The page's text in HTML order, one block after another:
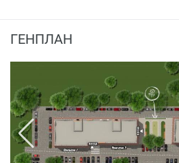
место для прогулок на свежем
Водоснабжение, канализация,
теплоснабжение дома
централизованных сетей. Для
жильцов дома на отопление
установка поквартирных
Инженерное оборудование и
ГЕНПЛАН